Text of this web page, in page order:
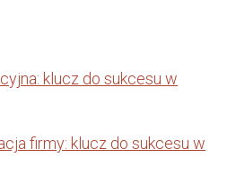
klucz do sukcesu w
firmy: klucz do sukcesu w